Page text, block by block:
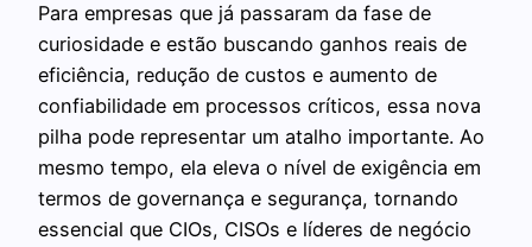
Para empresas que já passaram da fase de
curiosidade e estão buscando ganhos reais de
eficiência, redução de custos e aumento de
confiabilidade em processos críticos, essa nova
pilha pode representar um atalho importante. Ao
mesmo tempo, ela eleva o nível de exigência em
termos de governança e segurança, tornando
essencial que CIOs, CISOs e líderes de negócio